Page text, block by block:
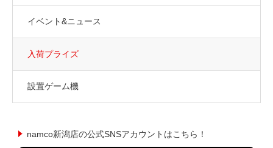
イベント&ニュース
入荷プライズ
設置ゲーム機
namco新潟店の公式SNSアカウントはこちら！